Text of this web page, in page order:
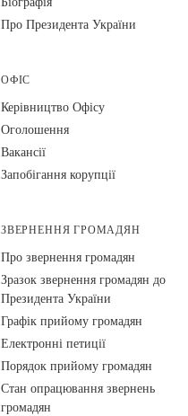
Про Президента України
ОФІС
Керівництво Офісу
Оголошення
Вакансії
Запобігання корупції
ЗВЕРНЕННЯ ГРОМАДЯН
Про звернення громадян
Зразок звернення громадян до
Президента України
Графік прийому громадян
Електронні петиції
Порядок прийому громадян
Стан опрацювання звернень
громадян